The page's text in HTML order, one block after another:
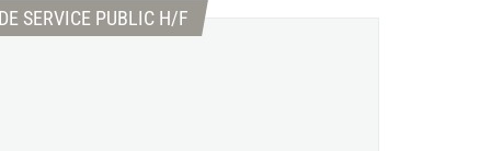
SERVICE PUBLIC H/F(Nouvelle fenêtre)